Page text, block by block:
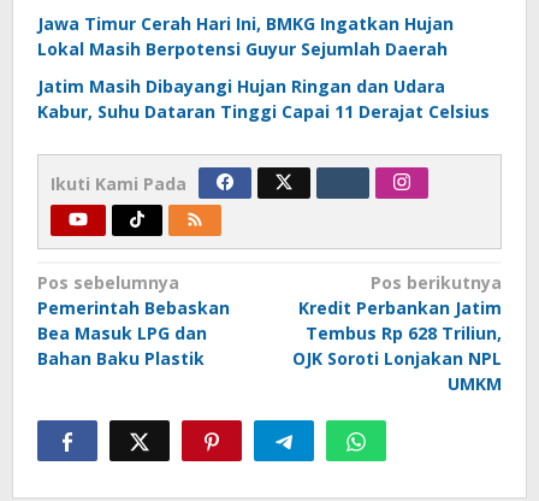
Jawa Timur Cerah Hari Ini, BMKG Ingatkan Hujan
Lokal Masih Berpotensi Guyur Sejumlah Daerah
Jatim Masih Dibayangi Hujan Ringan dan Udara
Kabur, Suhu Dataran Tinggi Capai 11 Derajat Celsius
Ikuti Kami Pada
Navigasi
pos
Pos sebelumnya
Pemerintah Bebaskan
Bea Masuk LPG dan
Bahan Baku Plastik
Pos berikutnya
Kredit Perbankan Jatim
Tembus Rp 628 Triliun,
OJK Soroti Lonjakan NPL
UMKM